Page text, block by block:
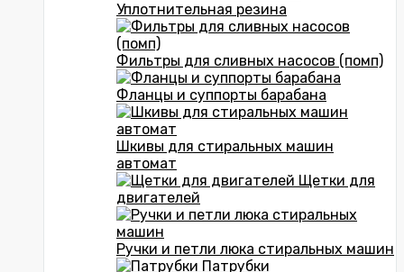
Уплотнительная резина
Фильтры для сливных насосов (помп)
Фланцы и суппорты барабана
Шкивы для стиральных машин
автомат
Щетки для
двигателей
Ручки и петли люка стиральных машин
Патрубки